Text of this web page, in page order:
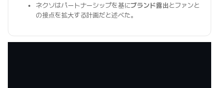
ネクソはパートナーシップを基にブランド露出とファンと
の接点を拡大する計画だと述べた。